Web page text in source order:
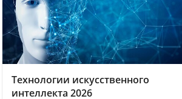
Технологии искусственного
интеллекта 2026